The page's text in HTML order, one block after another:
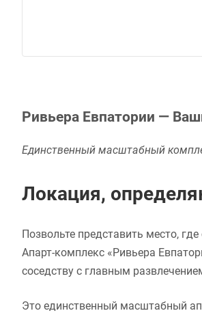
Ривьера Евпатории —
Единственный масштабный
Локация,
Позвольте представить место,
Апарт-комплекс «Ривьера
соседству с главным
Это единственный масштабный